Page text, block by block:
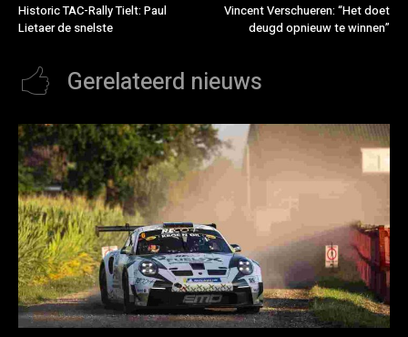
Historic TAC-Rally Tielt: Paul
Lietaer de snelste
Vincent Verschueren: “Het doet
deugd opnieuw te winnen”
Gerelateerd nieuws